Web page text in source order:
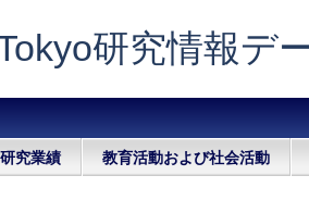
研究情報デ
研究業績 教育活動および社会活動